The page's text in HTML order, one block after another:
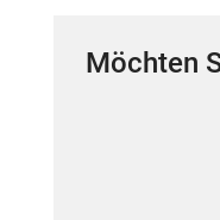
Möchten